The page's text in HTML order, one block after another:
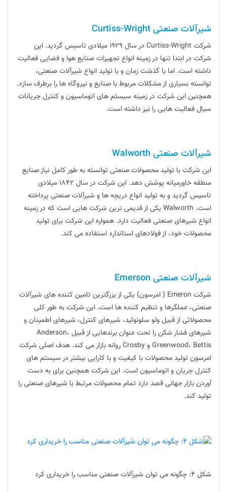
شیرآلات صنعتی Curtiss-Wright
شرکت Curtiss-Wright در سال ۱۹۲۹ میلادی تاسیس گردید. این
شرکت در ابتدا تنها در زمینه انواع تجهیزات صنایع هوا و فضایی فعالیت
داشته است. اما با گذشت زمان و با تولید انواع شیرآلات صنعتی،
توانسته بسیاری از مشکلات مربوط با صنایع و نیروگاه ها را برطرف سازد.
همچنین این شرکت در زمینه سیستم های اتوماسیون و کنترل جریانات
سیال فعالیت هایی را نیز داشته است.
شیرآلات صنعتی Walworth
این شرکت با تولید محصولات صنعتی توانسته به طور کامل نیاز صنایع
منطقه خاورمیانه پوشش دهد. این شرکت در سال ۱۸۴۲ میلادی
تاسیس گردید و به تولید انواع دریچه ها و شیرآلات صنعتی پرداخته
است. Walworth یکی از قدیمی ترین شرکت هایی است که در زمینه
انواع شیرهای صنعتی فعالیت دارد. همواره این شرکت برای تولید
محصولات خود، از فولادهای استاندارد استفاده می کند.
شیرآلات صنعتی Emerson
شرکت Emeron ( امرسون) یکی از بزرگترین تامین کننده های شیرآلات
صنعتی، عملگرها و تنظیم کننده ها است. این شرکت به طور کلی
محصولاتی از قبیل ولو سلونوئید، شیرهای کنترل، شیرهای اطمینان و
شیرهای فشار شکن را تحت عنوان برندهایی از قبیل Anderson،
Greenwood، Bettis و Crosby روانه بازار می کند. هدف اصلی شرکت
امرسون تولید محصولات با کیفیت و با کارایی بیشتر در سیستم های
کنترل جریان و اتوماسیون است‌. این شرکت همچنین برای به دست
آوردن بازار جهانی قصد دارد تمام محصولات مرتبط با شیرهای صنعتی را
تولید کند.
شکل ۴: چگونه می توان شیرآلات صنعتی مناسب را خریداری کرد